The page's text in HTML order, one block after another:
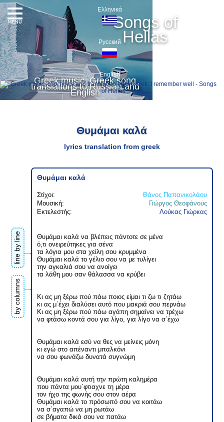
Songs of
Hellas
Greek music, Greek song
translations to Russian and
English
Ελληνικά
Русский
English
MENU
Θυμάμαι καλά
lyrics translation from greek
line by line
by columns
Θυμάμαι καλά
Στίχοι:
Θάνος Παπανικολάου
Μουσική:
Γιώργος Θεοφάνους
Εκτελεστής:
Λούκας Γιώρκας
Θυμάμαι καλά να βλέπεις πάντοτε σε μένα
ό,τι ονειρεύτηκες για σένα
τα λόγια μου στα χείλη σου κρυμμένα
Θυμάμαι καλά το γέλιο σου να με τυλίγει
την αγκαλιά σου να ανοίγει
τα λάθη μου σαν θάλασσα να κρύβει
Κι ας μη ξέρω πού πάω ποιος είμαι τι ζω τι ζητάω
κι ας μ΄έχει διαλύσει αυτό που μακριά σου περνάω
Κι ας μη ξέρω πού πάω αγάπη σημαίνει να τρέχω
να φτάσω κοντά σου για λίγο, για λίγο να σ΄έχω
Θυμάμαι καλά εσύ να θες να μείνεις μόνη
κι εγώ στο απέναντι μπαλκόνι
να σου φωνάζω δυνατά συγνώμη
Θυμάμαι καλά αυτή την πρώτη καλημέρα
που πάντα μου΄φτιαχνε τη μέρα
τον ήχο της φωνής σου στον αέρα
Θυμάμαι καλά το πρόσωπό σου να κοιτάω
να σ΄αγαπώ να μη ρωτάω
σε βήματα δικά σου να πατάω